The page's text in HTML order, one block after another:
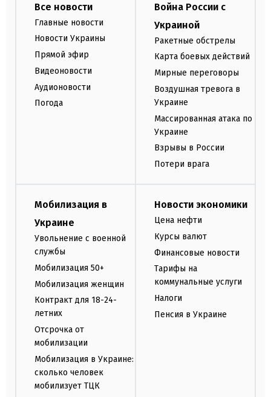
Все новости
Главные новости
Новости Украины
Прямой эфир
Видеоновости
Аудионовости
Погода
Война России с
Украиной
Ракетные обстрелы
Карта боевых действий
Мирные переговоры
Воздушная тревога в
Украине
Массированная атака по
Украине
Взрывы в России
Потери врага
Мобилизация в
Украине
Увольнение с военной
службы
Мобилизация 50+
Мобилизация женщин
Контракт для 18-24-
летних
Отсрочка от
мобилизации
Мобилизация в Украине:
сколько человек
мобилизует ТЦК
Новости экономики
Цена нефти
Курсы валют
Финансовые новости
Тарифы на
коммунальные услуги
Налоги
Пенсия в Украине